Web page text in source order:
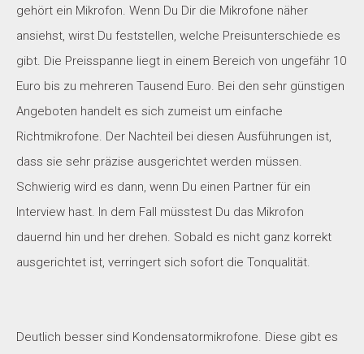
gehört ein Mikrofon. Wenn Du Dir die Mikrofone näher
ansiehst, wirst Du feststellen, welche Preisunterschiede es
gibt. Die Preisspanne liegt in einem Bereich von ungefähr 10
Euro bis zu mehreren Tausend Euro. Bei den sehr günstigen
Angeboten handelt es sich zumeist um einfache
Richtmikrofone. Der Nachteil bei diesen Ausführungen ist,
dass sie sehr präzise ausgerichtet werden müssen.
Schwierig wird es dann, wenn Du einen Partner für ein
Interview hast. In dem Fall müsstest Du das Mikrofon
dauernd hin und her drehen. Sobald es nicht ganz korrekt
ausgerichtet ist, verringert sich sofort die Tonqualität.
Deutlich besser sind Kondensatormikrofone. Diese gibt es